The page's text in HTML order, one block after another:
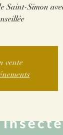
Saint-Simon
vente